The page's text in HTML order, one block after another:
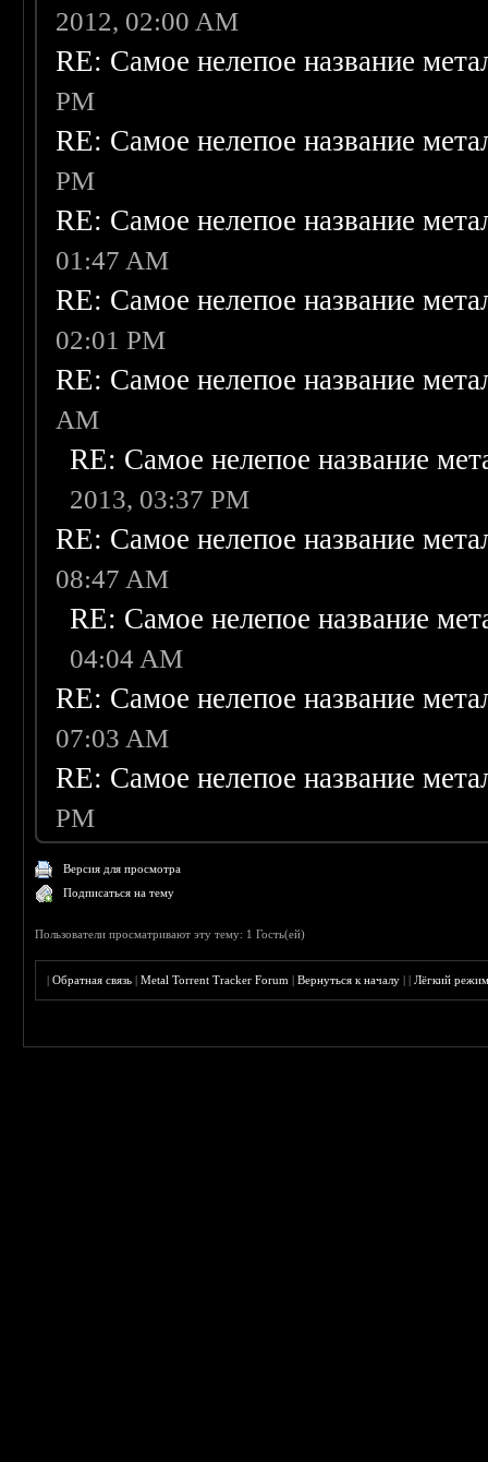
2012, 02:00 AM
RE: Самое нелепое название
PM
RE: Самое нелепое название
PM
RE: Самое нелепое название
01:47 AM
RE: Самое нелепое название
02:01 PM
RE: Самое нелепое название
AM
RE: Самое нелепое название
2013, 03:37 PM
RE: Самое нелепое название
08:47 AM
RE: Самое нелепое название
04:04 AM
RE: Самое нелепое название
07:03 AM
RE: Самое нелепое название
PM
Версия для просмотра
Подписаться на тему
Пользователи просматривают эту тему: 1 Гость(ей)
|Обратная связь |Metal Torrent Tracker Forum |Вернуться к началу ||Лёгкий